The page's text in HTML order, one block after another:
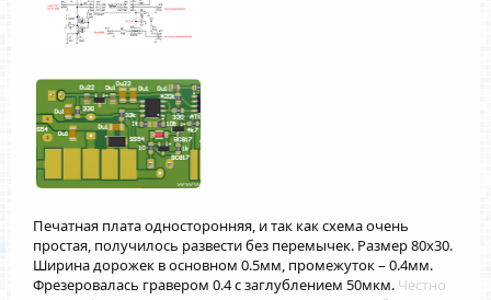
Печатная плата односторонняя, и так как схема очень
простая, получилось развести без перемычек. Размер 80x30.
Ширина дорожек в основном 0.5мм, промежуток – 0.4мм.
Фрезеровалась гравером 0.4 с заглублением 50мкм. Честно